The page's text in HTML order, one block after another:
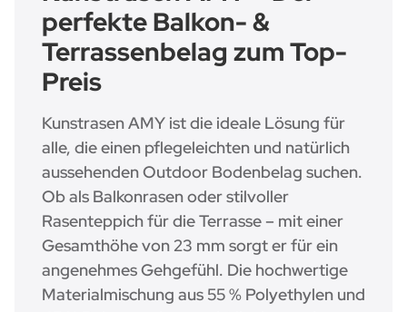
perfekte Balkon- &
Terrassenbelag zum Top-
Preis
Kunstrasen AMY ist die ideale Lösung für
alle, die einen pflegeleichten und natürlich
aussehenden Outdoor Bodenbelag suchen.
Ob als Balkonrasen oder stilvoller
Rasenteppich für die Terrasse – mit einer
Gesamthöhe von 23 mm sorgt er für ein
angenehmes Gehgefühl. Die hochwertige
Materialmischung aus 55 % Polyethylen und